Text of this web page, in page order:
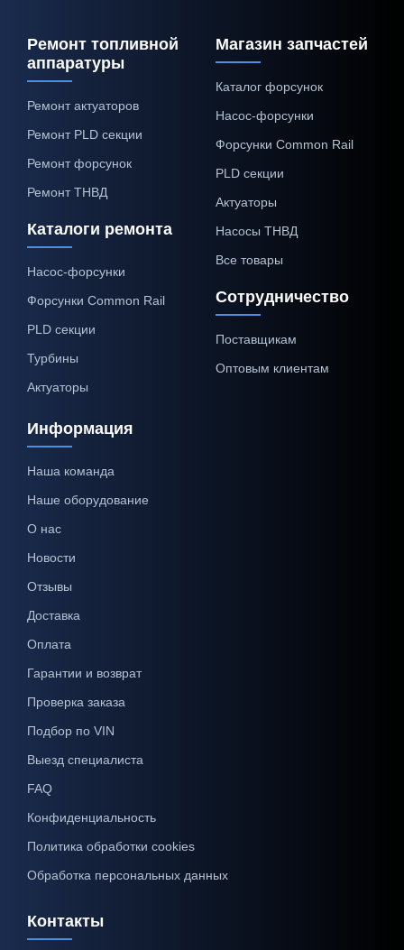
Ремонт топливной
аппаратуры
Ремонт актуаторов
Ремонт PLD секции
Ремонт форсунок
Ремонт ТНВД
Каталоги ремонта
Насос-форсунки
Форсунки Common Rail
PLD секции
Турбины
Актуаторы
Магазин запчастей
Каталог форсунок
Насос-форсунки
Форсунки Common Rail
PLD секции
Актуаторы
Насосы ТНВД
Все товары
Сотрудничество
Поставщикам
Оптовым клиентам
Информация
Наша команда
Наше оборудование
О нас
Новости
Отзывы
Доставка
Оплата
Гарантии и возврат
Проверка заказа
Подбор по VIN
Выезд специалиста
FAQ
Конфиденциальность
Политика обработки cookies
Обработка персональных данных
Контакты